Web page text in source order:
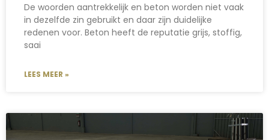
De woorden aantrekkelijk en beton worden niet vaak
in dezelfde zin gebruikt en daar zijn duidelijke
redenen voor. Beton heeft de reputatie grijs, stoffig,
saai
LEES MEER »